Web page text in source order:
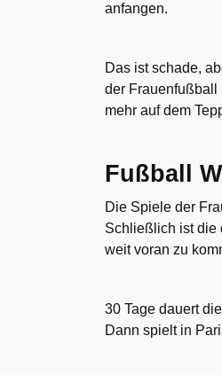
anfangen.
Das ist schade,
der Frauenfußball
mehr auf dem
Fußball
Die Spiele der
Schließlich ist die
weit voran zu
30 Tage dauert
Dann spielt in